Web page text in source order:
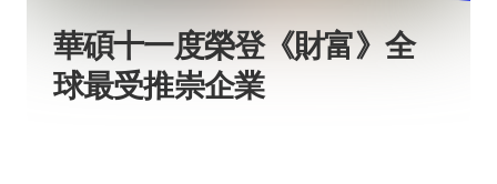
華碩十一度榮登《財富》全
球最受推崇企業